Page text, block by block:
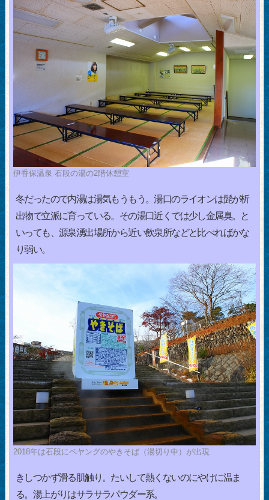
伊香保温泉 石段の湯の2階休憩室
冬だったので内湯は湯気もうもう。湯口のライオンは髭が析
出物で立派に育っている。その湯口近くでは少し金属臭。と
いっても、源泉湧出場所から近い飲泉所などと比べればかな
り弱い。
2018年は石段にペヤングのやきそば（湯切り中）が出現
きしつかず滑る肌触り。たいして熱くないのにやけに温ま
る。湯上がりはサラサラパウダー系。